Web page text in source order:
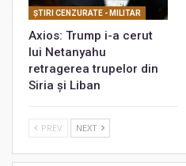
ŞTIRI CENZURATE - MILITAR
Axios: Trump i-a cerut
lui Netanyahu
retragerea trupelor din
Siria și Liban
PREV NEXT